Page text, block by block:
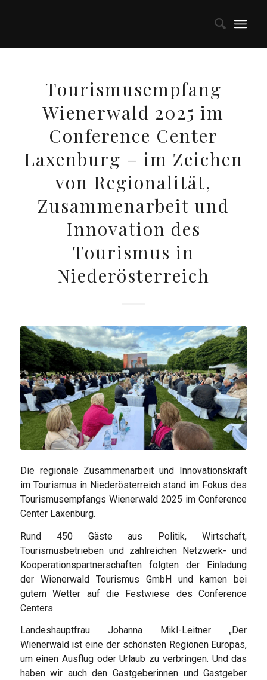
Tourismusempfang
Wienerwald 2025 im
Conference Center
Laxenburg – im Zeichen
von Regionalität,
Zusammenarbeit und
Innovation des
Tourismus in
Niederösterreich
Die regionale Zusammenarbeit und Innovationskraft
im Tourismus in Niederösterreich stand im Fokus des
Tourismusempfangs Wienerwald 2025 im Conference
Center Laxenburg.
Rund 450 Gäste aus Politik, Wirtschaft,
Tourismusbetrieben und zahlreichen Netzwerk- und
Kooperationspartnerschaften folgten der Einladung
der Wienerwald Tourismus GmbH und kamen bei
gutem Wetter auf die Festwiese des Conference
Centers.
Landeshauptfrau Johanna Mikl-Leitner „Der
Wienerwald ist eine der schönsten Regionen Europas,
um einen Ausflug oder Urlaub zu verbringen. Und das
haben wir auch den Gastgeberinnen und Gastgeber